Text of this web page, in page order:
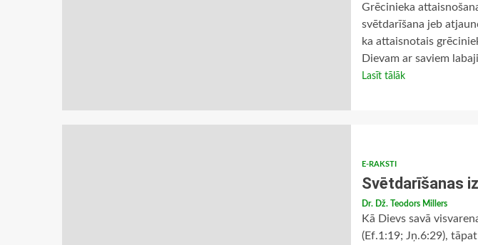
Grēcinieka
svētdarīšana jeb
ka attaisnotais
Dievam ar saviem
Lasīt tālāk
E-RAKSTI
Svētdarīšanas
Dr. Dž. Teodors Millers
Kā Dievs savā
(Ef.1:19; Jņ.6:29),